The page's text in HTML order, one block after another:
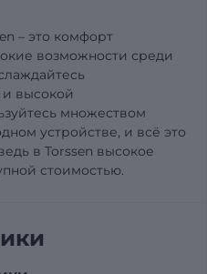
– это комфорт
возможности среди
высокой
множеством
устройстве, и всё это
в Torssen высокое
стоимостью.